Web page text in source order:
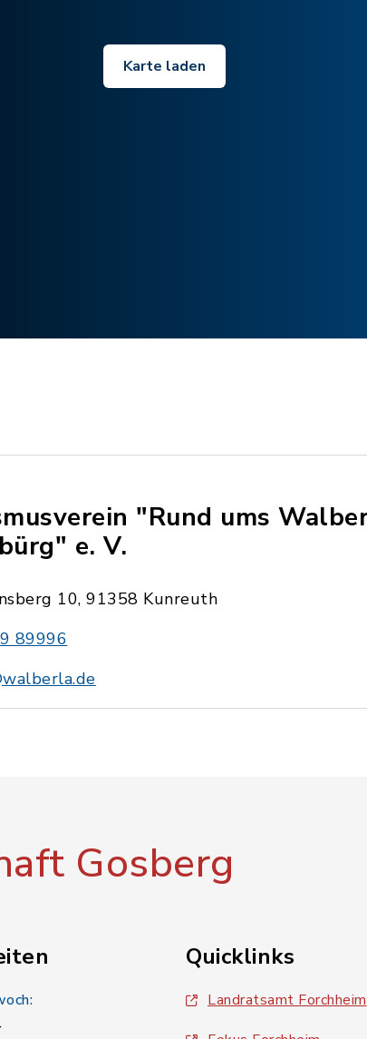
Karte laden
"Rund ums
e. V.
10, 91358 Kunreuth
89996
Gosberg
Quicklinks
Landratsamt Forchheim